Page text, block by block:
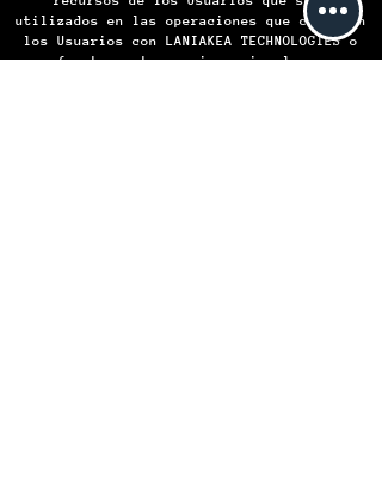
utilizados en las operaciones que celebren
los Usuarios con LANIAKEA TECHNOLOGIES o
frente a otros, ni asumir alguna